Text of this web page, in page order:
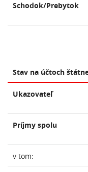
Schodok/Prebytok
Stav na účtoch
Ukazovateľ
Príjmy spolu
v tom: